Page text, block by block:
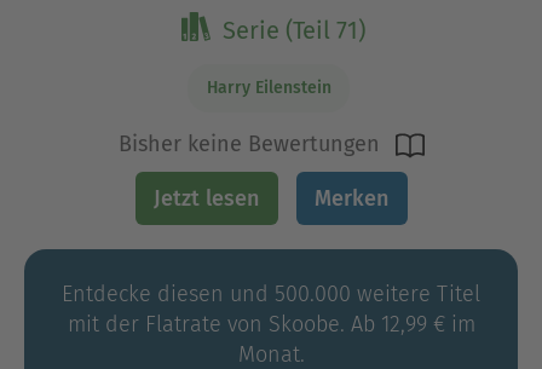
Serie (Teil 71)
Harry Eilenstein
Bisher keine Bewertungen
Jetzt lesen Merken
Entdecke diesen und 500.000 weitere Titel
mit der Flatrate von Skoobe. Ab 12,99 € im
Monat.